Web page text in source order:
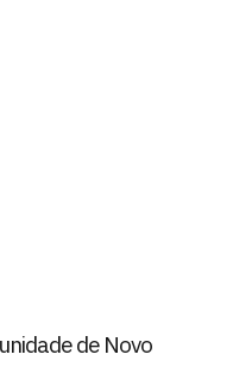
de Novo